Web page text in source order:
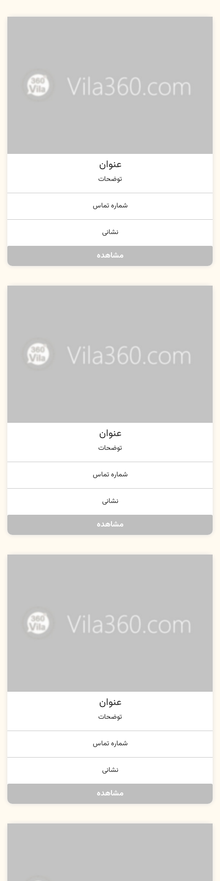
عنوان
توضحات
شماره تماس
نشانی
مشاهده
عنوان
توضحات
شماره تماس
نشانی
مشاهده
عنوان
توضحات
شماره تماس
نشانی
مشاهده